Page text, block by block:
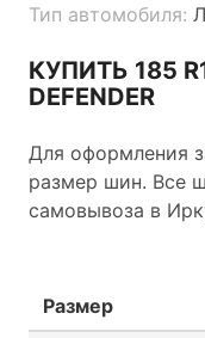
Тип автомобиля:
КУПИТЬ 185
DEFENDER
Для оформления
размер шин. Все
самовывоза в
Размер